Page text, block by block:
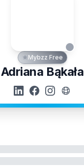
Mybzz Free
Adriana Bąkała